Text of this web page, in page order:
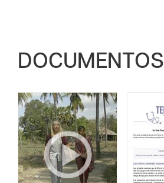
DOCUMENTOS